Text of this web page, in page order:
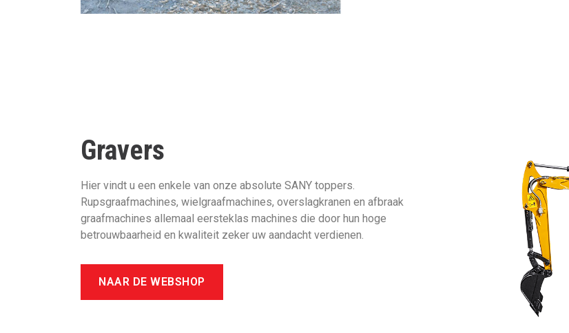
Gravers
Hier vindt u een enkele van onze absolute SANY toppers.
Rupsgraafmachines, wielgraafmachines, overslagkranen en afbraak
graafmachines allemaal eersteklas machines die door hun hoge
betrouwbaarheid en kwaliteit zeker uw aandacht verdienen.
NAAR DE WEBSHOP